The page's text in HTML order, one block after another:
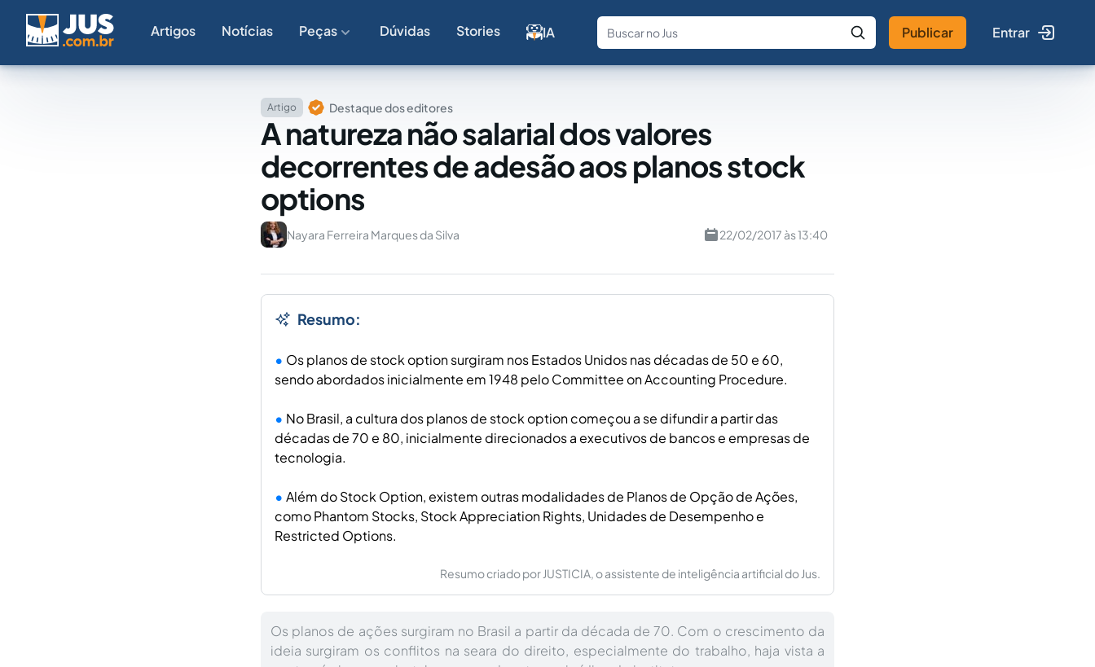
Artigos Notícias Peças Dúvidas Stories IA
Fale com a IA Buscar no Jus
Publicar Entrar
Artigo Destaque dos editores
A natureza não salarial dos valores
decorrentes de adesão aos planos stock
options
Nayara Ferreira Marques da Silva 22/02/2017 às 13:40
Resumo:
Os planos de stock option surgiram nos Estados Unidos nas décadas de 50 e 60,
sendo abordados inicialmente em 1948 pelo Committee on Accounting Procedure.
No Brasil, a cultura dos planos de stock option começou a se difundir a partir das
décadas de 70 e 80, inicialmente direcionados a executivos de bancos e empresas de
tecnologia.
Além do Stock Option, existem outras modalidades de Planos de Opção de Ações,
como Phantom Stocks, Stock Appreciation Rights, Unidades de Desempenho e
Restricted Options.
Resumo criado por JUSTICIA, o assistente de inteligência artificial do Jus.
Os planos de ações surgiram no Brasil a partir da década de 70. Com o crescimento da
ideia surgiram os conflitos na seara do direito, especialmente do trabalho, haja vista a